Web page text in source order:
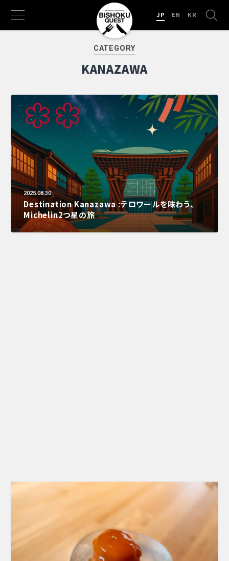
EN
JP KR
CATEGORY
KANAZAWA
2025.08.30
Destination Kanazawa :テロワールを味わう、
Michelin2つ星の旅